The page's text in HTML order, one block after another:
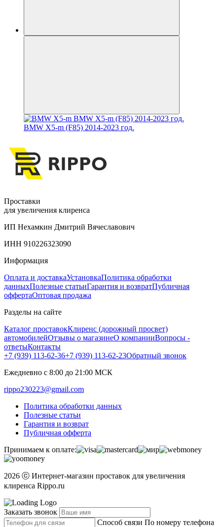
BMW X5-m (F85) 2014-2023 год.
Проставки
для увеличения клиренса
ИП Нехамкин Дмитрий Вячеславович
ИНН 910226323090
Информация
Оплата и доставкаУстановкаПолитика обработки
данныхПолезные статьиГарантия и возвратПубличная
оффертаОптовая продажа
Разделы на сайте
Каталог проставокКлиренс (дорожный просвет)
автомобилейОтзывы о магазинеО компанииВопросы -
ответыКонтакты
+7 (939) 113-62-36+7 (939) 113-62-23Обратный звонок
Ежедневно с 8:00 до 21:00 МСК
rippo230223@gmail.com
Политика обработки данных
Полезные статьи
Гарантия и возврат
Публичная офферта
Принимаем к оплате:
2026 ⓒ Интернет-магазин проставок для увеличения
клиренса Rippo.ru
Заказать звонок
Способ связи По номеру телефона